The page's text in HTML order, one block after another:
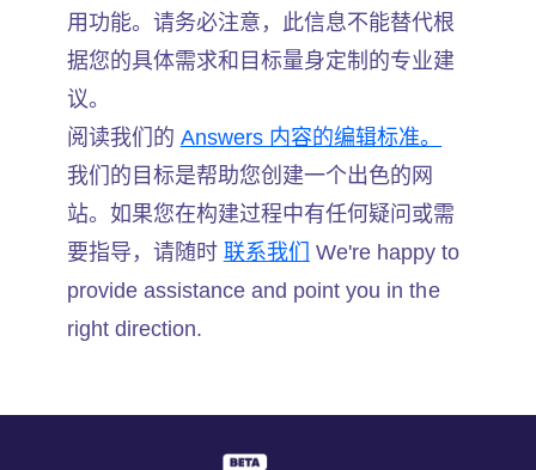
用功能。请务必注意，此信息不能替代根
据您的具体需求和目标量身定制的专业建
议。
阅读我们的 Answers 内容的编辑标准。
我们的目标是帮助您创建一个出色的网
站。如果您在构建过程中有任何疑问或需
要指导，请随时 联系我们 We're happy to
provide assistance and point you in the
right direction.